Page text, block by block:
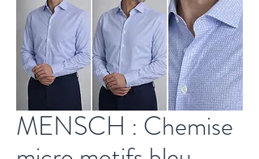
MENSCH : Chemise